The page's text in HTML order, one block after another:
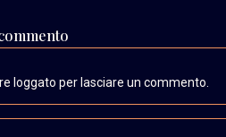
loggato per lasciare un commento.